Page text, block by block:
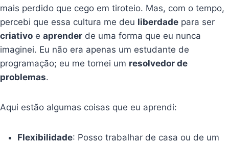
mais perdido que cego em tiroteio. Mas, com o tempo,
percebi que essa cultura me deu liberdade para ser
criativo eaprender de uma forma que eu nunca
imaginei. Eu não era apenas um estudante de
programação; eu me tornei um resolvedor de
problemas.
Aqui estão algumas coisas que eu aprendi:
Flexibilidade: Posso trabalhar de casa ou de um